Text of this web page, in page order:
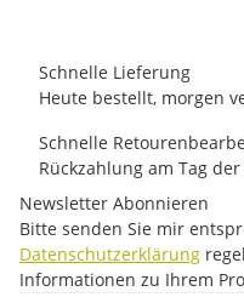
Schnelle Lieferung
Heute bestellt, morgen
Schnelle
Rückzahlung am Tag
Newsletter Abonnieren
Bitte senden Sie mir
Datenschutzerklärung
Informationen zu Ihrem